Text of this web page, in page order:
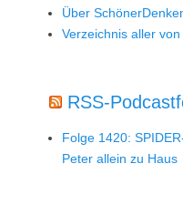
Über
Verzeichnis aller
RSS-
Folge 1420:
Peter allein zu Haus